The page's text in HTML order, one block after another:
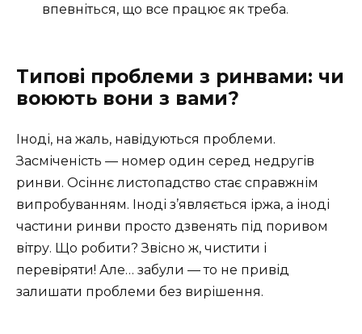
впевніться, що все працює як треба.
Типові проблеми з ринвами: чи
воюють вони з вами?
Іноді, на жаль, навідуються проблеми.
Засміченість — номер один серед недругів
ринви. Осіннє листопадство стає справжнім
випробуванням. Іноді з’являється іржа, а іноді
частини ринви просто дзвенять під поривом
вітру. Що робити? Звісно ж, чистити і
перевіряти! Але… забули — то не привід
залишати проблеми без вирішення.